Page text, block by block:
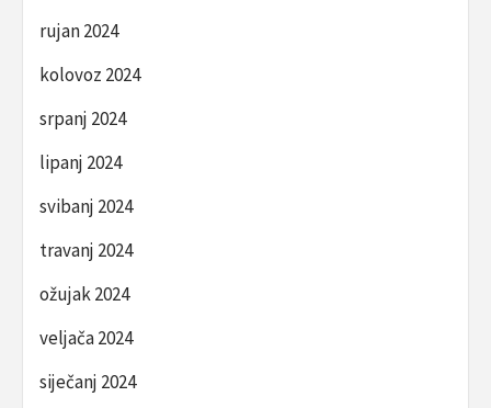
rujan 2024
kolovoz 2024
srpanj 2024
lipanj 2024
svibanj 2024
travanj 2024
ožujak 2024
veljača 2024
siječanj 2024